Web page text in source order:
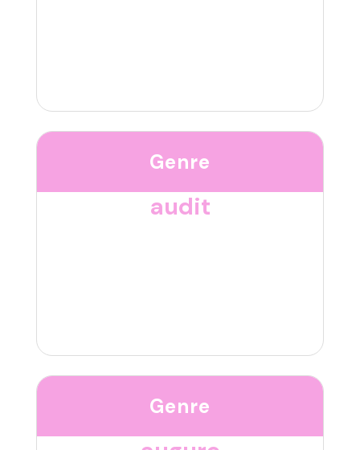
Genre
audit
Genre